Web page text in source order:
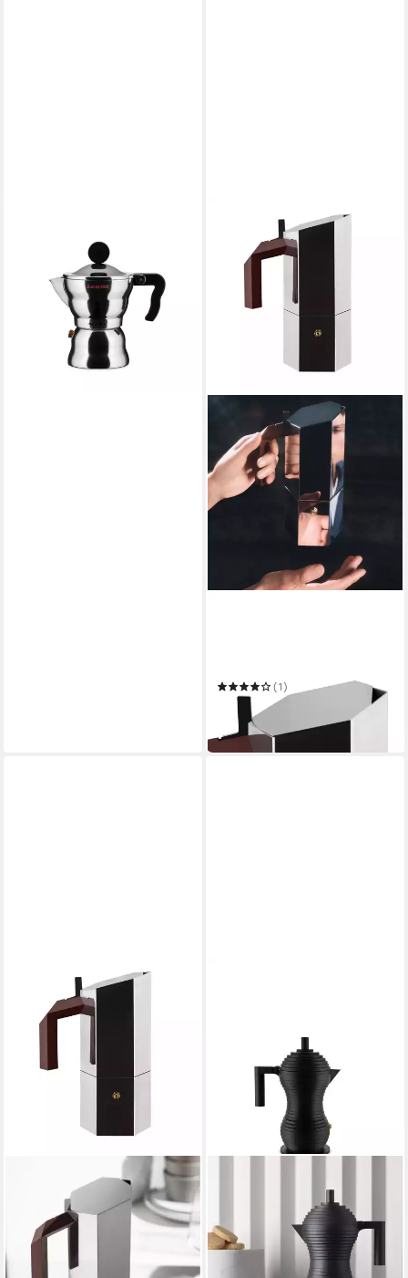
Kaffeekanne
ab 38,88 €
in 2-3 Werktagen bei dir
(1)
250,00 €
12,42 €
mtl. in 24 Raten
in 2-3 Werktagen bei dir